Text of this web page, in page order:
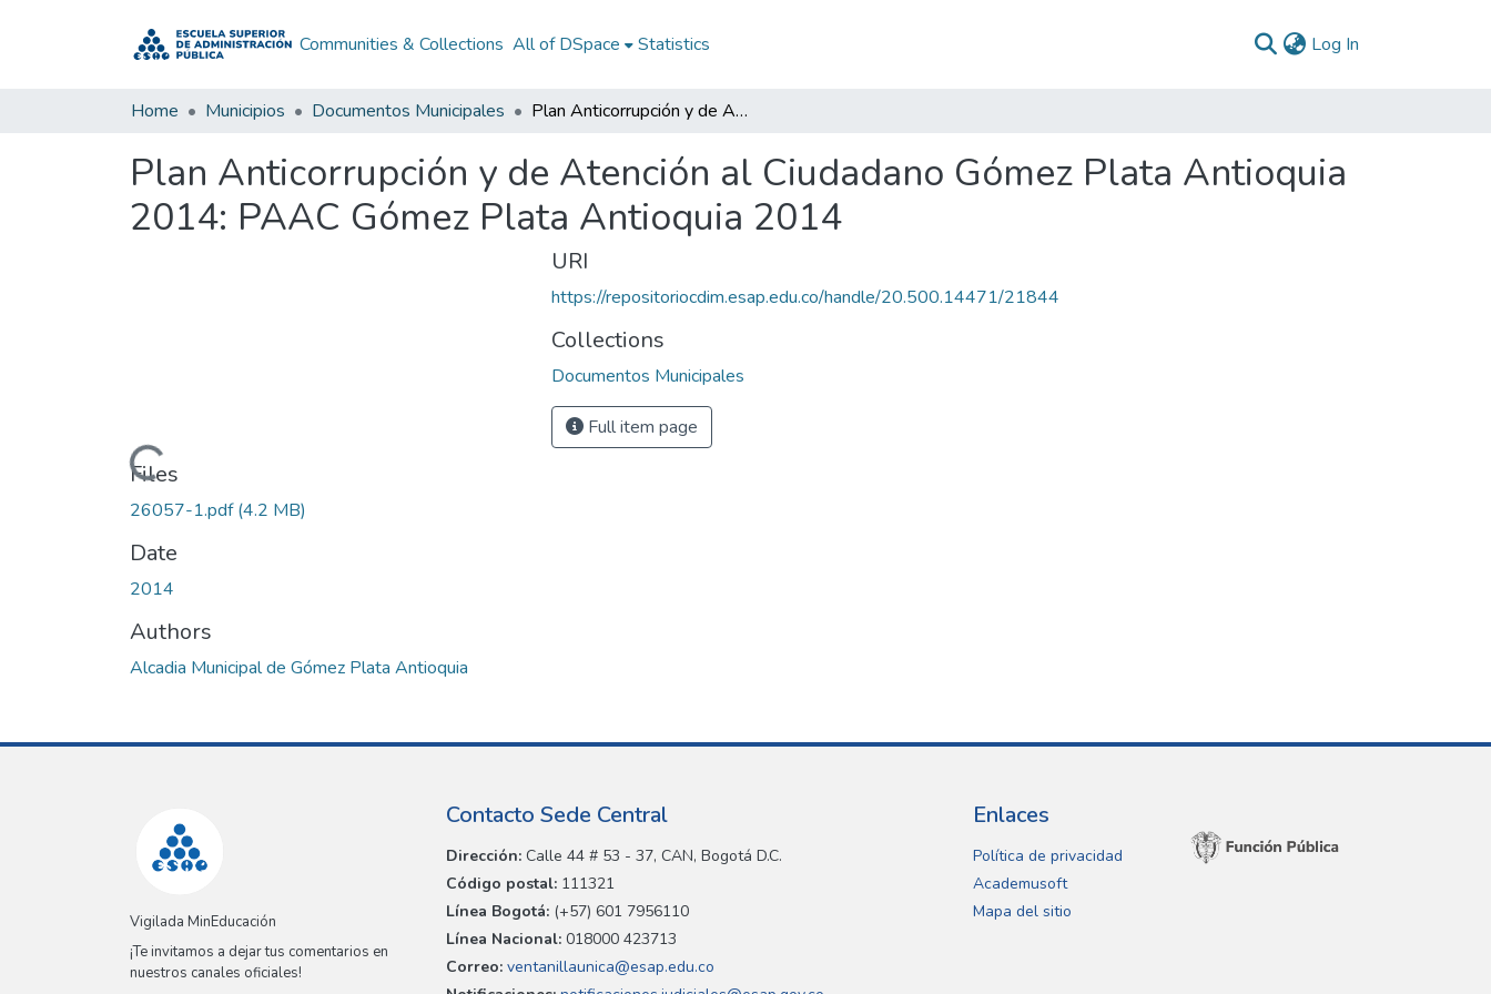
Communities & Collections All of DSpace Statistics Log In
Home Municipios Documentos Municipales Plan Anticorrupción y de Atención al Ciudadano Gómez Plata Antioquia 2014: PAAC Gómez Plata Antioquia 2014
Plan Anticorrupción y de Atención al Ciudadano Gómez Plata Antioquia
2014: PAAC Gómez Plata Antioquia 2014
Loading...
Files
26057-1.pdf(4.2 MB)
Date
2014
Authors
Alcadia Municipal de Gómez Plata Antioquia
URI
https://repositoriocdim.esap.edu.co/handle/20.500.14471/21844
Collections
Documentos Municipales
Full item page
Vigilada MinEducación
¡Te invitamos a dejar tus comentarios en
nuestros canales oficiales!
Contacto Sede Central
Dirección: Calle 44 # 53 - 37, CAN, Bogotá D.C.
Código postal: 111321
Línea Bogotá: (+57) 601 7956110
Línea Nacional: 018000 423713
Correo: ventanillaunica@esap.edu.co
Enlaces
Política de privacidad
Academusoft
Mapa del sitio